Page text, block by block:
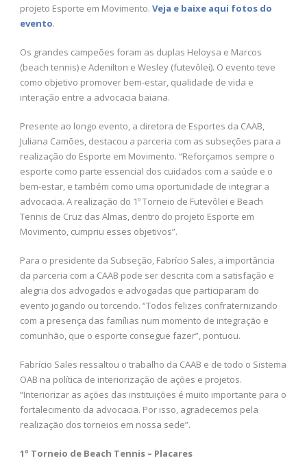
projeto Esporte em Movimento. Veja e baixe aqui fotos do
evento.
Os grandes campeões foram as duplas Heloysa e Marcos
(beach tennis) e Adenilton e Wesley (futevôlei). O evento teve
como objetivo promover bem-estar, qualidade de vida e
interação entre a advocacia baiana.
Presente ao longo evento, a diretora de Esportes da CAAB,
Juliana Camões, destacou a parceria com as subseções para a
realização do Esporte em Movimento. “Reforçamos sempre o
esporte como parte essencial dos cuidados com a saúde e o
bem-estar, e também como uma oportunidade de integrar a
advocacia. A realização do 1º Torneio de Futevôlei e Beach
Tennis de Cruz das Almas, dentro do projeto Esporte em
Movimento, cumpriu esses objetivos”.
Para o presidente da Subseção, Fabrício Sales, a importância
da parceria com a CAAB pode ser descrita com a satisfação e
alegria dos advogados e advogadas que participaram do
evento jogando ou torcendo. “Todos felizes confraternizando
com a presença das famílias num momento de integração e
comunhão, que o esporte consegue fazer”, pontuou.
Fabrício Sales ressaltou o trabalho da CAAB e de todo o Sistema
OAB na política de interiorização de ações e projetos.
“Interiorizar as ações das instituições é muito importante para o
fortalecimento da advocacia. Por isso, agradecemos pela
realização dos torneios em nossa sede”.
1º Torneio de Beach Tennis – Placares